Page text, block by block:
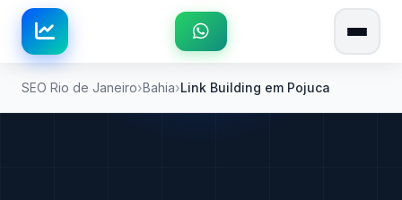
SEO Rio de Janeiro Bahia Link Building em Pojuca